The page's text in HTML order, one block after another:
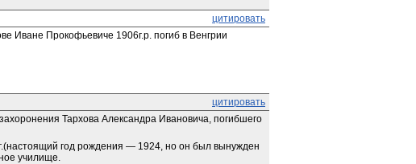
цитировать
Иване Прокофьевиче 1906г.р. погиб в Венгрии
цитировать
Тархова Александра Ивановича, погибшего
год рождения — 1924, но он был вынужден
училище.